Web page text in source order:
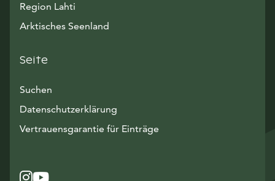
Region Lahti
Arktisches Seenland
Seite
Suchen
Datenschutzerklärung
Vertrauensgarantie für Einträge
Instagram
Avautuu uuteen ikkunaan
YouTube
Avautuu uuteen ikkunaan